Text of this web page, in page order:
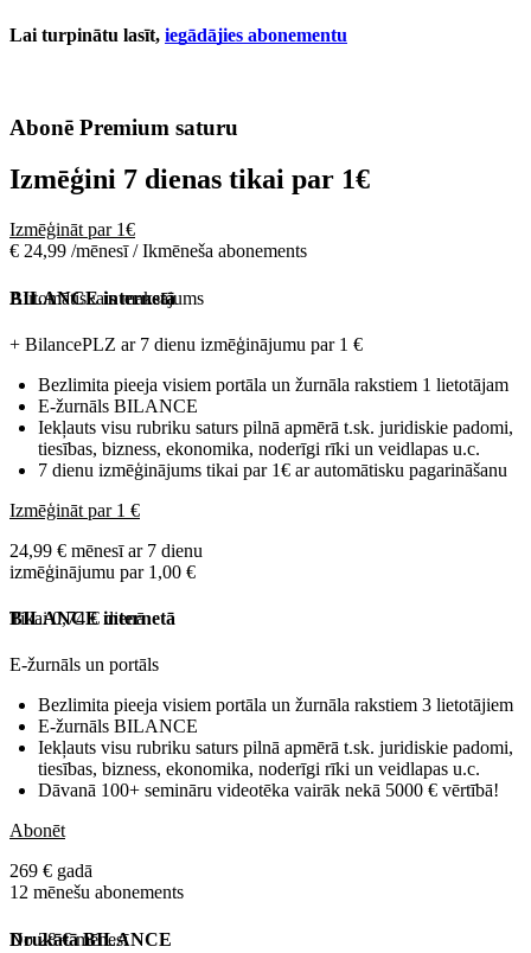
Lai turpinātu lasīt, iegādājies abonementu
Abonē Premium saturu
Izmēģini 7 dienas tikai par 1€
Izmēģināt par 1€
€ 24,99 /mēnesī / Ikmēneša abonements
Automātiskais maksājums
BILANCE internetā
+ BilancePLZ ar 7 dienu izmēģinājumu par 1 €
Bezlimita pieeja visiem portāla un žurnāla rakstiem 1 lietotājam
E-žurnāls BILANCE
Iekļauts visu rubriku saturs pilnā apmērā t.sk. juridiskie padomi,
tiesības, bizness, ekonomika, noderīgi rīki un veidlapas u.c.
7 dienu izmēģinājums tikai par 1€ ar automātisku pagarināšanu
Izmēģināt par 1 €
24,99 € mēnesī ar 7 dienu
izmēģinājumu par 1,00 €
Tikai 0,74 € dienā
BILANCE internetā
E-žurnāls un portāls
Bezlimita pieeja visiem portāla un žurnāla rakstiem 3 lietotājiem
E-žurnāls BILANCE
Iekļauts visu rubriku saturs pilnā apmērā t.sk. juridiskie padomi,
tiesības, bizness, ekonomika, noderīgi rīki un veidlapas u.c.
Dāvanā 100+ semināru videotēka vairāk nekā 5000 € vērtībā!
Abonēt
269 € gadā
12 mēnešu abonements
No 28 € mēnesī
Drukātā BILANCE